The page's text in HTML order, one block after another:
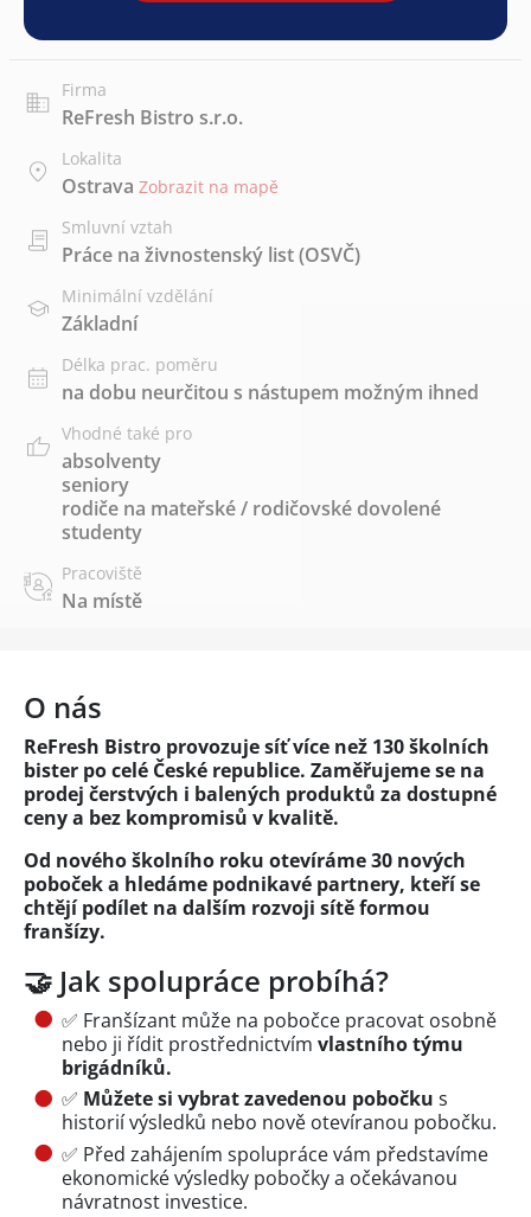
Firma
ReFresh Bistro s.r.o.
Lokalita
Ostrava Zobrazit na mapě
Smluvní vztah
Práce na živnostenský list (OSVČ)
Minimální vzdělání
Základní
Délka prac. poměru
na dobu neurčitou s nástupem možným ihned
Vhodné také pro
absolventy
seniory
rodiče na mateřské / rodičovské dovolené
studenty
Pracoviště
Na místě
O nás
ReFresh Bistro provozuje síť více než 130 školních
bister po celé České republice. Zaměřujeme se na
prodej čerstvých i balených produktů za dostupné
ceny a bez kompromisů v kvalitě.
Od nového školního roku otevíráme 30 nových
poboček a hledáme podnikavé partnery, kteří se
chtějí podílet na dalším rozvoji sítě formou
franšízy.
🤝 Jak spolupráce probíhá?
✅ Franšízant může na pobočce pracovat osobně
nebo ji řídit prostřednictvím vlastního týmu
brigádníků.
✅ Můžete si vybrat zavedenou pobočku s
historií výsledků nebo nově otevíranou pobočku.
✅ Před zahájením spolupráce vám představíme
ekonomické výsledky pobočky a očekávanou
návratnost investice.